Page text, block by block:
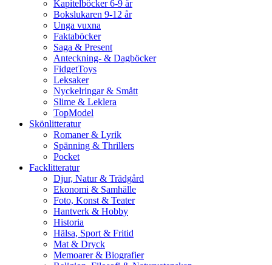
Kapitelböcker 6-9 år
Bokslukaren 9-12 år
Unga vuxna
Faktaböcker
Saga & Present
Anteckning- & Dagböcker
FidgetToys
Leksaker
Nyckelringar & Smått
Slime & Leklera
TopModel
Skönlitteratur
Romaner & Lyrik
Spänning & Thrillers
Pocket
Facklitteratur
Djur, Natur & Trädgård
Ekonomi & Samhälle
Foto, Konst & Teater
Hantverk & Hobby
Historia
Hälsa, Sport & Fritid
Mat & Dryck
Memoarer & Biografier